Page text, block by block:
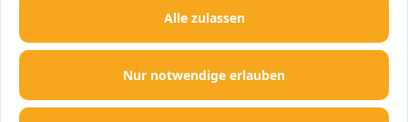
Nur notwendige erlauben
Alle zulassen